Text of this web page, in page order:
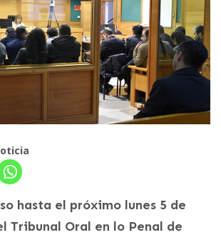
hasta el próximo lunes 5 de
Tribunal Oral en lo Penal de